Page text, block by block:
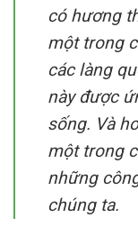
có hương
một trong
các làng
này được
sống. Và
một trong
những
chúng ta.